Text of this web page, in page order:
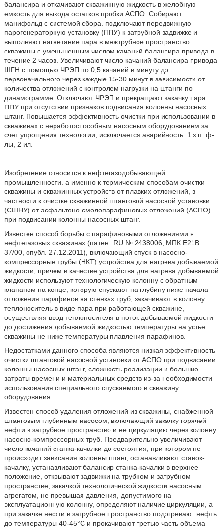
балансира и откачивают скважинную жидкость в желобную
емкость для выхода остатков пробки АСПО. Собирают
манифольд с системой сбора, подключают передвижную
парогенераторную установку (ППУ) к затрубной задвижке и
выполняют нагнетание пара в межтрубное пространство
скважины с уменьшенным числом качаний балансира привода в
течение 2 часов. Увеличивают число качаний балансира привода
ШГН с помощью ЧРЭП по 0,5 качаний в минуту до
первоначального через каждые 15-30 минут в зависимости от
количества отложений с контролем нагрузки на штанги по
динамограмме. Отключают ЧРЭП и прекращают закачку пара
ППУ при отсутствии признаков подвисания колонны насосных
штанг. Повышается эффективность очистки при использовании в
скважинах с неработоспособным насосным оборудованием за
счет упрощения технологии, исключается аварийность. 1 з.п. ф-
лы, 2 ил.
Изобретение относится к нефтегазодобывающей
промышленности, а именно к термическим способам очистки
скважины и скважинных устройств от плавких отложений, в
частности к очистке скважинной штанговой насосной установки
(СШНУ) от асфальтено-смолопарафиновых отложений (АСПО)
при подвисании колонны насосных штанг.
Известен способ борьбы с парафиновыми отложениями в
нефтегазовых скважинах (патент RU № 2438006, МПК Е21В
37/00, опубл. 27.12.2011), включающий спуск в насосно-
компрессорные трубы (НКТ) устройства для нагрева добываемой
жидкости, причем в качестве устройства для нагрева добываемой
жидкости используют технологическую колонну с обратным
клапаном на конце, которую спускают на глубину ниже начала
отложения парафинов на стенках труб, закачивают в колонну
теплоноситель в виде пара при работающей скважине,
осуществляя ввод теплоносителя в поток добываемой жидкости
до достижения добываемой жидкостью температуры на устье
скважины не ниже температуры плавления парафинов.
Недостатками данного способа являются низкая эффективность
очистки штанговой насосной установки от АСПО при подвисании
колонны насосных штанг, сложность реализации и большие
затраты времени и материальных средств из-за необходимости
использования специального спускаемого в скважину
оборудования.
Известен способ удаления отложений из скважины, снабженной
штанговым глубинным насосом, включающий закачку горячей
нефти в затрубное пространство и ее циркуляцию через колонну
насосно-компрессорных труб. Предварительно увеличивают
число качаний станка-качалки до состояния, при котором не
происходит зависания колонны штанг, останавливают станок-
качалку, устанавливают балансир станка-качалки в верхнее
положение, открывают задвижки на трубном и затрубном
пространстве, закачкой технологической жидкости насосным
агрегатом, не превышая давления, допустимого на
эксплуатационную колонну, определяют наличие циркуляции, а
при закачке нефти в затрубное пространство подогревают нефть
до температуры 40-45°C и прокачивают третью часть объема